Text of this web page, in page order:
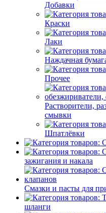
Добавки
Краски
Лаки
Наждачная
Прочее
Растворители,
смывки
Шпатлёвки
зажигания и накала
Смазки и пасты для
шланги